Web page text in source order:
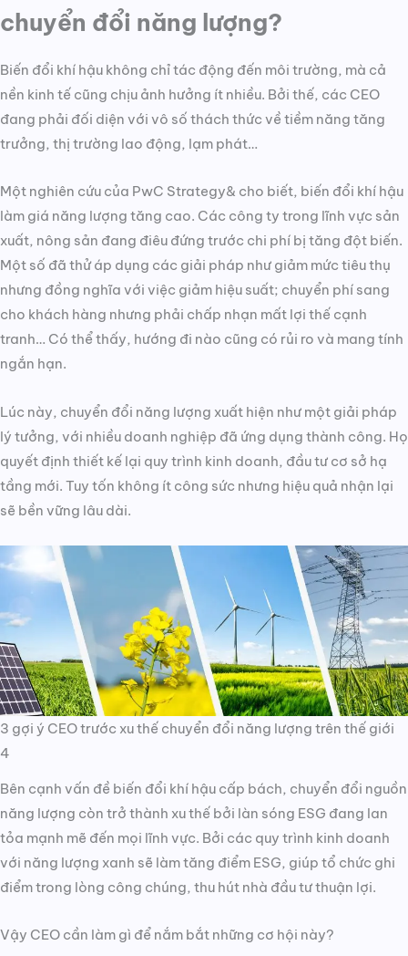
chuyển đổi năng lượng?
Biến đổi khí hậu không chỉ tác động đến môi trường, mà cả
nền kinh tế cũng chịu ảnh hưởng ít nhiều. Bởi thế, các CEO
đang phải đối diện với vô số thách thức về tiềm năng tăng
trưởng, thị trường lao động, lạm phát…
Một nghiên cứu của PwC Strategy& cho biết, biến đổi khí hậu
làm giá năng lượng tăng cao. Các công ty trong lĩnh vực sản
xuất, nông sản đang điêu đứng trước chi phí bị tăng đột biến.
Một số đã thử áp dụng các giải pháp như giảm mức tiêu thụ
nhưng đồng nghĩa với việc giảm hiệu suất; chuyển phí sang
cho khách hàng nhưng phải chấp nhạn mất lợi thế cạnh
tranh… Có thể thấy, hướng đi nào cũng có rủi ro và mang tính
ngắn hạn.
Lúc này, chuyển đổi năng lượng xuất hiện như một giải pháp
lý tưởng, với nhiều doanh nghiệp đã ứng dụng thành công. Họ
quyết định thiết kế lại quy trình kinh doanh, đầu tư cơ sở hạ
tầng mới. Tuy tốn không ít công sức nhưng hiệu quả nhận lại
sẽ bền vững lâu dài.
3 gợi ý CEO trước xu thế chuyển đổi năng lượng trên thế giới
4
Bên cạnh vấn đề biến đổi khí hậu cấp bách, chuyển đổi nguồn
năng lượng còn trở thành xu thế bởi làn sóng ESG đang lan
tỏa mạnh mẽ đến mọi lĩnh vực. Bởi các quy trình kinh doanh
với năng lượng xanh sẽ làm tăng điểm ESG, giúp tổ chức ghi
điểm trong lòng công chúng, thu hút nhà đầu tư thuận lợi.
Vậy CEO cần làm gì để nắm bắt những cơ hội này?